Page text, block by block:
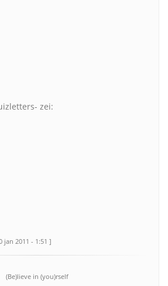
zei:
jan 2011 - 1:51 ]
(Be)lieve in (you)rself